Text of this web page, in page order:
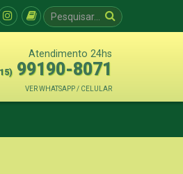
Atendimento 24hs
99190-8071
VER WHATSAPP / CELULAR